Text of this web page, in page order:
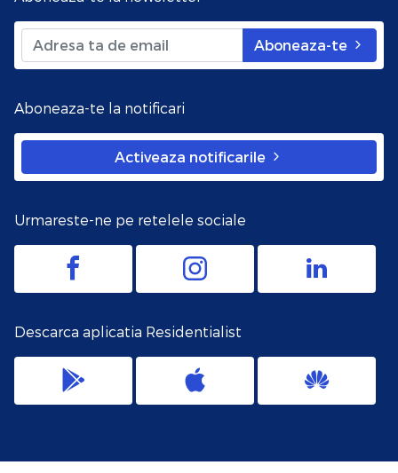
Aboneaza-te
Aboneaza-te la notificari
Activeaza notificarile
Urmareste-ne pe retelele sociale
Descarca aplicatia Residentialist